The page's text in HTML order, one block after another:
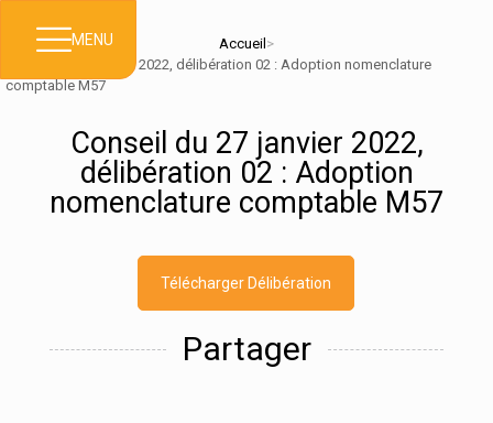
MENU Accueil >
Conseil du 27 janvier 2022, délibération 02 : Adoption nomenclature
comptable M57
Conseil du 27 janvier 2022,
délibération 02 : Adoption
nomenclature comptable M57
Télécharger Délibération
Partager